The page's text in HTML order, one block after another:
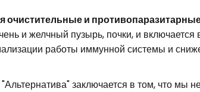
очистительные и
и желчный пузырь, почки, и
работы иммунной системы и
заключается в том, что мы